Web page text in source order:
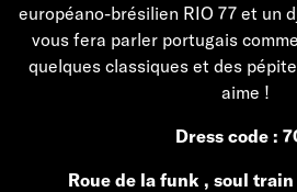
européano-brésilien RIO 77 et un
vous fera parler portugais
quelques classiques et des
aime !
Dress code :
Roue de la funk , soul